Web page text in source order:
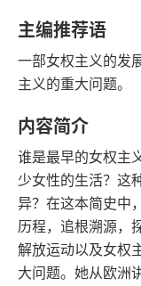
80千字
字数
主编推荐语
一部女权主义的发
主义的重大问题。
内容简介
谁是最早的女权主
少女性的生活？这
异？在这本简史中
历程，追根溯源，
解放运动以及女权
大问题。她从欧洲